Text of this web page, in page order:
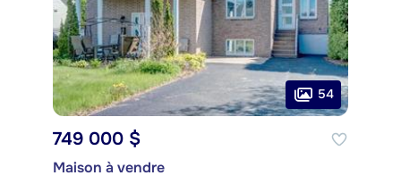
54
749 000 $
Maison à vendre